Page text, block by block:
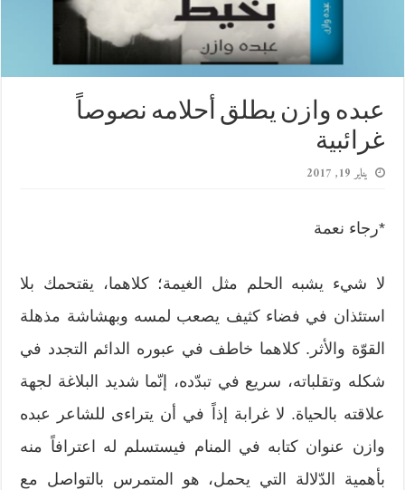
عبده وازن يطلق أحلامه نصوصاً
غرائبية
يناير 19, 2017
*رجاء نعمة
لا شيء يشبه الحلم مثل الغيمة؛ كلاهما، يقتحمك بلا
استئذان في فضاء كثيف يصعب لمسه وبهشاشة مذهلة
القوّة والأثر. كلاهما خاطف في عبوره الدائم التجدد في
شكله وتقلباته، سريع في تبدّده، إنّما شديد البلاغة لجهة
علاقته بالحياة. لا غرابة إذاً في أن يتراءى للشاعر عبده
وازن عنوان كتابه في المنام فيستسلم له اعترافاً منه
بأهمية الدّلالة التي يحمل، هو المتمرس بالتواصل مع